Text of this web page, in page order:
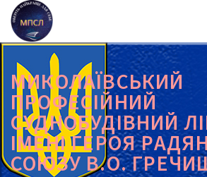
МИКОЛАЇВСЬКИЙ
ПРОФЕСІЙНИЙ
СУДНОБУДІВНИЙ
ІМЕНІ ГЕРОЯ
СОЮЗУ В.О.